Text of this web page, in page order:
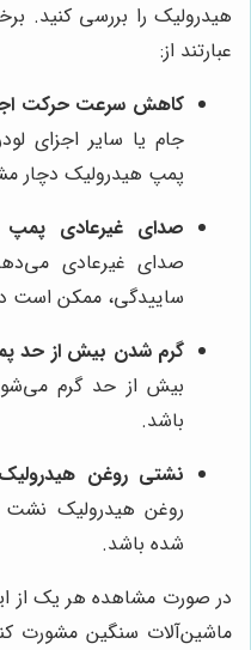
هیدرولیک را بررسی کنید.
عبارتند از:
کاهش سرعت حرکت
جام یا سایر اجزای
پمپ هیدرولیک دچار
صدای غیرعادی پمپ
صدای غیرعادی
ساییدگی، ممکن است
گرم شدن بیش از حد
بیش از حد گرم
باشد.
نشتی روغن
روغن هیدرولیک
شده باشد.
در صورت مشاهده هر یک از
ماشین‌آلات سنگین مشورت